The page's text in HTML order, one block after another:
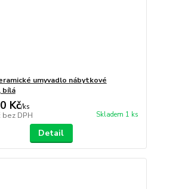
umyvadlo nábytkové
bílá
Kč/ks
bez DPH Skladem 1 ks
Detail